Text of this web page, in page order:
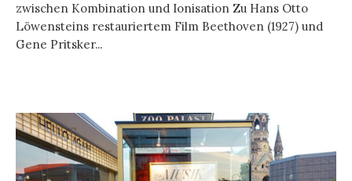
zwischen Kombination und Ionisation Zu Hans Otto
Löwensteins restauriertem Film Beethoven (1927) und
Gene Pritsker...